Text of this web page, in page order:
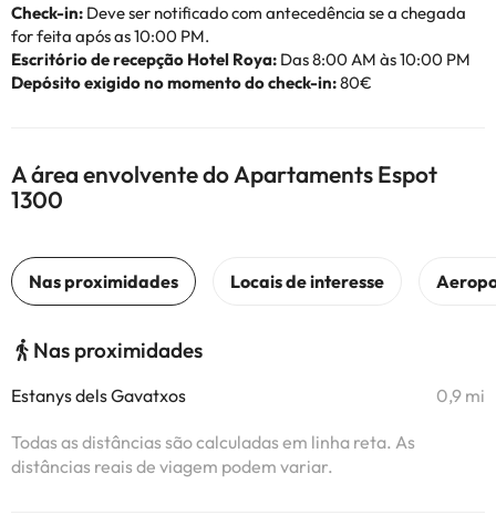
Check-in: Deve ser notificado com antecedência se a chegada
for feita após as 10:00 PM.
Escritório de recepção Hotel Roya: Das 8:00 AM às 10:00 PM
Depósito exigido no momento do check-in:80€
A área envolvente do Apartaments Espot
1300
Nas proximidades
Estanys dels Gavatxos 0,9 mi
Todas as distâncias são calculadas em linha reta. As
distâncias reais de viagem podem variar.